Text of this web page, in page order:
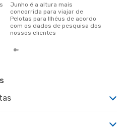
junho é a altura mais
concorrida para viajar de
Pelotas para Ilhéus de acordo
com os dados de pesquisa dos
nossos clientes